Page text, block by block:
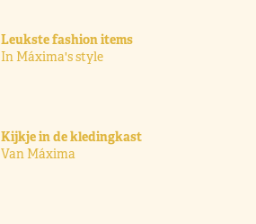
Leukste fashion items
In Máxima's style
Kijkje in de kledingkast
Van Máxima